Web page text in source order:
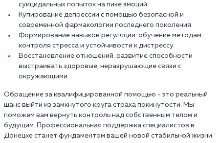
суицидальных попыток на пике эмоций.
Купирование депрессии с помощью безопасной и
современной фармакологии последнего поколения.
Формирование навыков регуляции: обучение методам
контроля стресса и устойчивости к дистрессу.
Восстановление отношений: развитие способности
выстраивать здоровые, неразрушающие связи с
окружающими.
Обращение за квалифицированной помощью - это реальный
шанс выйти из замкнутого круга страха покинутости. Мы
поможем вам вернуть контроль над собственным телом и
будущим. Профессиональная поддержка специалистов в
Донецке станет фундаментом вашей новой стабильной жизни.